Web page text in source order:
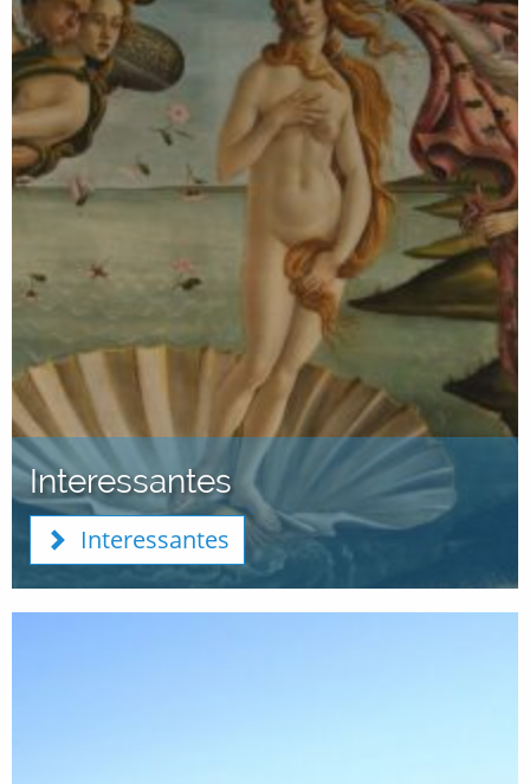
Interessantes
Interessantes